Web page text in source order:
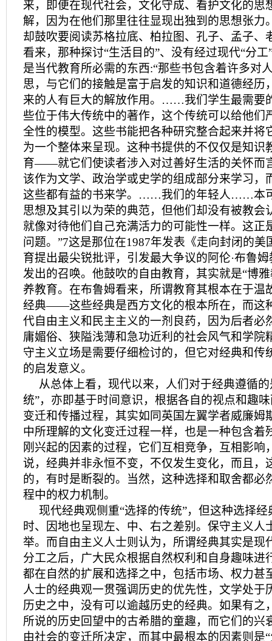
来，即便在现代社会，文化守成、看护文化的思
解，因为在他们那里往往显现出独到的思想张力
却鼓吹要阅读苏格拉底、柏拉图、孔子、孟子、
看来，那种探讨“生活目的”、没有经过现代“分工
是当代教育所必需的东西:“那些书包含着许多对
思，与它们的接触是富于启发的知识和道德经历
来的人有巨大的解放作用。……我们学生最需要
些位于伟大传统中的著作，这个传统可以给他们
全性的模型。这些书能把各种研究整合起来并将
为一个整体来呈现。这种书提供的不仅仅是知识
育——就它们使读者涉入对过善好生活的关怀
该作为文学、政治学或史学的组成部分来学习，
这些都有益的书来学。……我们的年轻人……本
思想及其引以为荣的典范，但他们却没有被教会
就像对待他们自己充满活力的可能性一样。这正
问题。”7这是那位在1987年发表《走向封闭的美
育提出最尖锐批评，引发最大争议的阿伦·布鲁
发出的召唤。他鼓吹的自由教育，其实就是“博
养教育。在布鲁姆看来，所谓教育其根本在于温
经典——这些经典是西方文化的根本所在，而这
代自由主义和民主主义的一剂良药，因为后者必
庸媚俗、狭隘浅薄和急功近利的社会风气和学院
守主义立场是需要仔细检讨的，但它对经典和传
的启发意义。
从总体上看，现代以来，人们对于经典遵循
统”，亦即基于时间意识，根据各自的视点和趣
变迁和传播过程，其实如同英国左翼学者威廉姆
中所理解的文化变迁过程一样，也是一种包含着
刚兴起的因素的过程，它们互相竞争，互相影响
说，经典并非永恒不变，不仅发生变化，而且，
的，有时是断裂的。当然，这种选择和取舍都必
程中的权力机制。
现代经典观侧重“选择的传统”，但这种选择
时、因地也呈现左、中、右之差别。保守主义人
举。而自由主义人士则认为，所谓经典其实是现
分工之后，广大民众根据自然权利和自身趣味进
都在自然的扩展和选择之中，包括市场、权力甚
人士的经典观一贯强调历史的优先性，文学处于
历史之中，没有可以逾越历史的经典。如果有之
所说的历史回望中的古希腊的童趣，而它们的兴
由社会的变迁所决定，而其中最根本的因素则是